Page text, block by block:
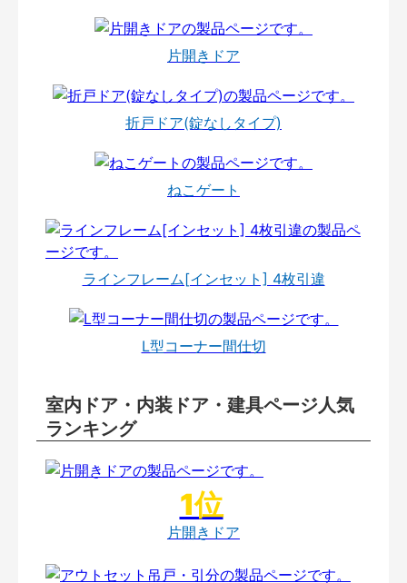
片開きドア
折戸ドア(錠なしタイプ)
ねこゲート
ラインフレーム[インセット] 4枚引違
L型コーナー間仕切
室内ドア・内装ドア・建具ページ人気
ランキング
片開きドア